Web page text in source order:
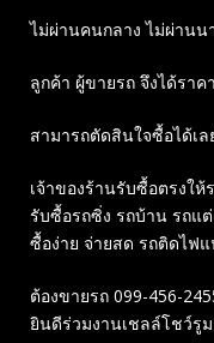
ไม่ผ่านคนกลาง ไม่ผ่าน
ลูกค้า ผู้ขายรถ จึงได้รา
สามารถตัดสินใจซื้อได้เล
เจ้าของร้านรับซื้อตรงใ
รับซื้อรถซิ่ง รถบ้าน รถแ
ซื้อง่าย จ่ายสด รถติดไฟ
ต้องขายรถ 099-456-
ยินดีร่วมงานเชลล์โชว์รู